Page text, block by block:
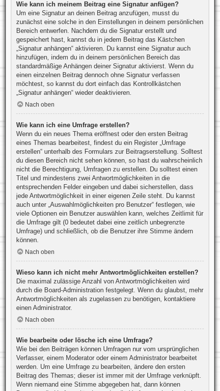
Wie kann ich meinem Beitrag eine Signatur anfügen?
Um eine Signatur an deinen Beitrag anzufügen, musst du
zunächst eine solche in den Einstellungen in deinem persönlichen
Bereich entwerfen. Nachdem du die Signatur erstellt und
gespeichert hast, kannst du in jedem Beitrag das Kästchen
„Signatur anhängen“ aktivieren. Du kannst eine Signatur auch
hinzufügen, indem du in deinem persönlichen Bereich das
standardmäßige Anhängen deiner Signatur aktivierst. Wenn du
einen einzelnen Beitrag dennoch ohne Signatur verfassen
möchtest, so kannst du dort einfach das Kontrollkästchen
„Signatur anhängen“ wieder deaktivieren.
Nach oben
Wie kann ich eine Umfrage erstellen?
Wenn du ein neues Thema eröffnest oder den ersten Beitrag
eines Themas bearbeitest, findest du ein Register „Umfrage
erstellen“ unterhalb des Formulars zur Beitragserstellung. Solltest
du diesen Bereich nicht sehen können, so hast du wahrscheinlich
nicht die Berechtigung, Umfragen zu erstellen. Du solltest einen
Titel und mindestens zwei Antwortmöglichkeiten in die
entsprechenden Felder eingeben und dabei sicherstellen, dass
jede Antwortmöglichkeit in einer eigenen Zeile steht. Du kannst
auch unter „Auswahlmöglichkeiten pro Benutzer“ festlegen, wie
viele Optionen ein Benutzer auswählen kann, welches Zeitlimit für
die Umfrage gilt (0 bedeutet dabei eine zeitlich unbegrenzte
Umfrage) und schließlich, ob die Benutzer ihre Stimme ändern
können.
Nach oben
Wieso kann ich nicht mehr Antwortmöglichkeiten erstellen?
Die maximal zulässige Anzahl von Antwortmöglichkeiten wird
durch die Board-Administration festgelegt. Wenn du glaubst, mehr
Antwortmöglichkeiten als zugelassen zu benötigen, kontaktiere
einen Administrator.
Nach oben
Wie bearbeite oder lösche ich eine Umfrage?
Wie bei den Beiträgen können Umfragen nur vom ursprünglichen
Verfasser, einem Moderator oder einem Administrator bearbeitet
werden. Um eine Umfrage zu bearbeiten, ändere den ersten
Beitrag des Themas; dieser ist immer mit der Umfrage verknüpft.
Wenn niemand eine Stimme abgegeben hat, dann können